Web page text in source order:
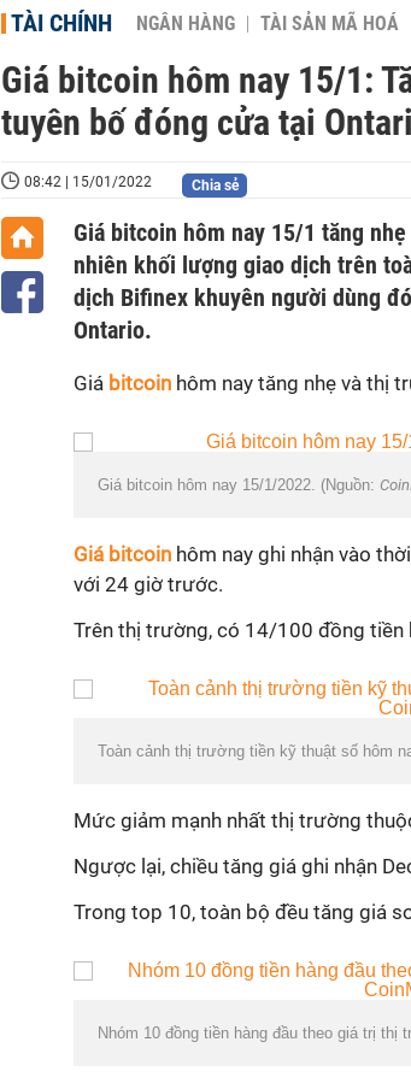
TÀI CHÍNH NGÂN HÀNG TÀI SẢN MÃ HOÁ
Giá bitcoin hôm nay 15/1:
tuyên bố đóng cửa tại
08:42 | 15/01/2022 Chia sẻ
Giá bitcoin hôm nay 15/1 tăng
nhiên khối lượng giao dịch trên
dịch Bifinex khuyên người dùng
Ontario.
Giá bitcoin hôm nay tăng nhẹ và thị
Giá bitcoin hôm nay 15/1/2022. (Nguồn:
Giá bitcoin hôm nay ghi nhận vào
với 24 giờ trước.
Trên thị trường, có 14/100 đồng
Toàn cảnh thị trường tiền kỹ thuật số hôm
Mức giảm mạnh nhất thị trường
Ngược lại, chiều tăng giá ghi nhận
Trong top 10, toàn bộ đều tăng giá
Nhóm 10 đồng tiền hàng đầu theo giá trị thị